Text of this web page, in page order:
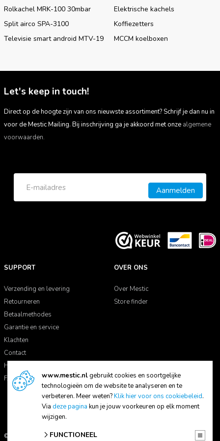
zonnepanelen zijn verkrijgbaar in verschillende afmetingen.
Rolkachel MRK-100 30mbar
Split airco SPA-3100
Televisie smart android MTV-19
Elektrische kachels
Koffiezetters
MCCM koelboxen
Let's keep in touch!
Direct op de hoogte zijn van ons nieuwste assortiment? Schrijf je dan nu in
voor de Mestic Mailing. Bij inschrijving ga je akkoord met onze algemene
voorwaarden.
Aanmelden
SUPPORT
Verzending en levering
Retourneren
Betaalmethodes
Garantie en service
Klachten
Contact
Handleidingen
FAQ
OVER ONS
Over Mestic
Store finder
© 2026 Mestic
www.mestic.nlgebruikt cookies en soortgelijke
technologieën om de website te analyseren en te
verbeteren. Meer weten?Klik hier voor ons cookiebeleid.
Via deze pagina kun je jouw voorkeuren op elk moment
wijzigen.
FUNCTIONEEL